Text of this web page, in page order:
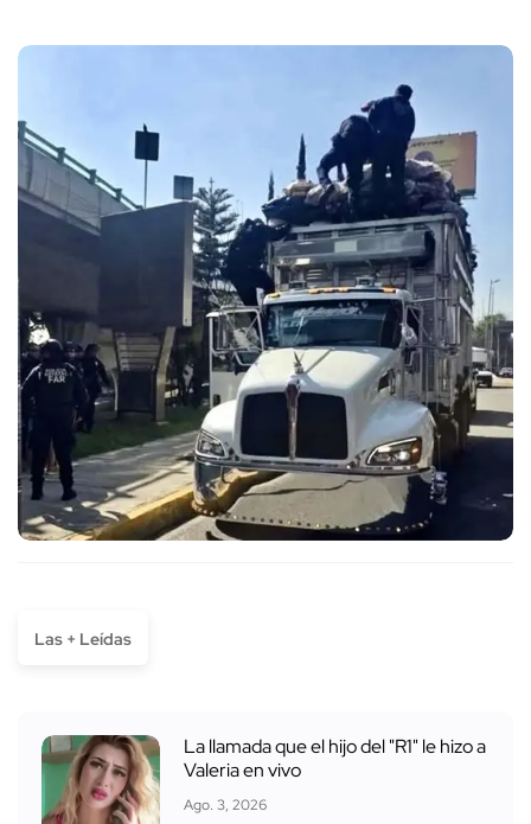
Las + Leídas
La llamada que el hijo del "R1" le hizo a
Valeria en vivo
Ago. 3, 2026